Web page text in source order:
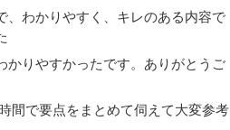
、わかりやすく、キレのある内容で
かりやすかったです。ありがとうご
間で要点をまとめて伺えて大変参考